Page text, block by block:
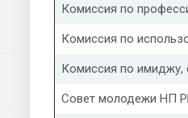
Комиссия по
Комиссия по
Комиссия по
Совет молодежи НП